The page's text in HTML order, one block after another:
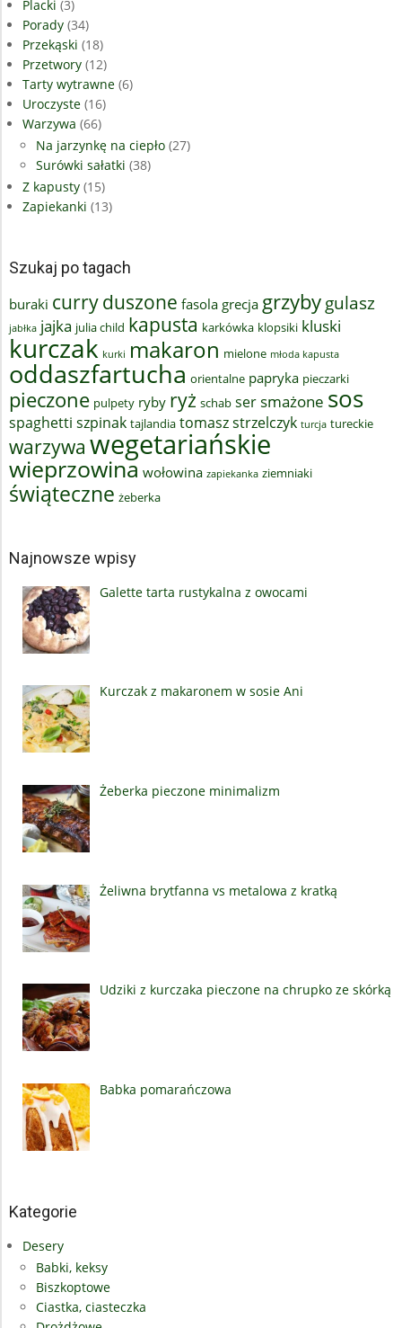
Placki (3)
Porady (34)
Przekąski (18)
Przetwory (12)
Tarty wytrawne (6)
Uroczyste (16)
Warzywa (66)
Na jarzynkę na ciepło (27)
Surówki sałatki (38)
Z kapusty (15)
Zapiekanki (13)
Szukaj po tagach
buraki curryduszone fasola grecja grzyby gulasz
jabłka jajka julia child kapusta karkówka klopsiki kluski
kurczak kurki makaron mielone młoda kapusta
oddaszfartucha orientalne papryka pieczarki
pieczone pulpety ryby ryż schab ser smażone sos
spaghetti szpinak tajlandia tomasz strzelczyk turcja tureckie
warzywa wegetariańskie
wieprzowina wołowina zapiekanka ziemniaki
świąteczne żeberka
Najnowsze wpisy
Galette tarta rustykalna z owocami
Kurczak z makaronem w sosie Ani
Żeberka pieczone minimalizm
Żeliwna brytfanna vs metalowa z kratką
Udziki z kurczaka pieczone na chrupko ze skórką
Babka pomarańczowa
Kategorie
Desery
Babki, keksy
Biszkoptowe
Ciastka, ciasteczka